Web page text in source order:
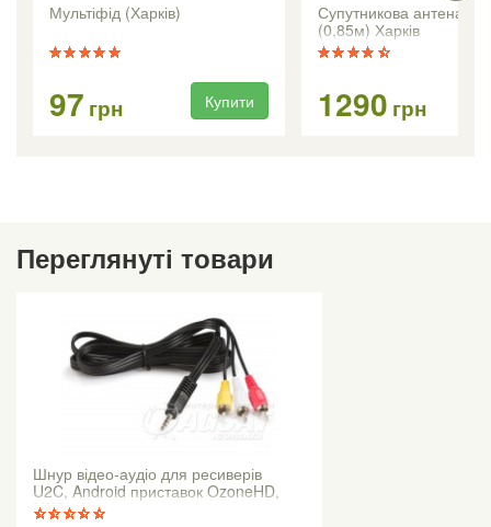
Мультіфід (Харків)
97 грн Купити
Супутникова антена
(0,85м) Харків
1290 грн
Переглянуті товари
Шнур відео-аудіо для ресиверів
U2C, Android приставок OzoneHD,
MXQ-4K